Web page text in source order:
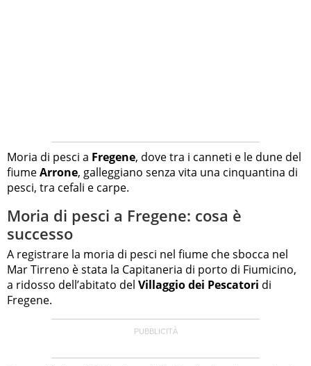
Moria di pesci a Fregene, dove tra i canneti e le dune del
fiumeArrone, galleggiano senza vita una cinquantina di
pesci, tra cefali e carpe.
Moria di pesci a Fregene: cosa è
successo
A registrare la moria di pesci nel fiume che sbocca nel
Mar Tirreno è stata la Capitaneria di porto di Fiumicino,
a ridosso dell’abitato del Villaggio dei Pescatori di
Fregene.